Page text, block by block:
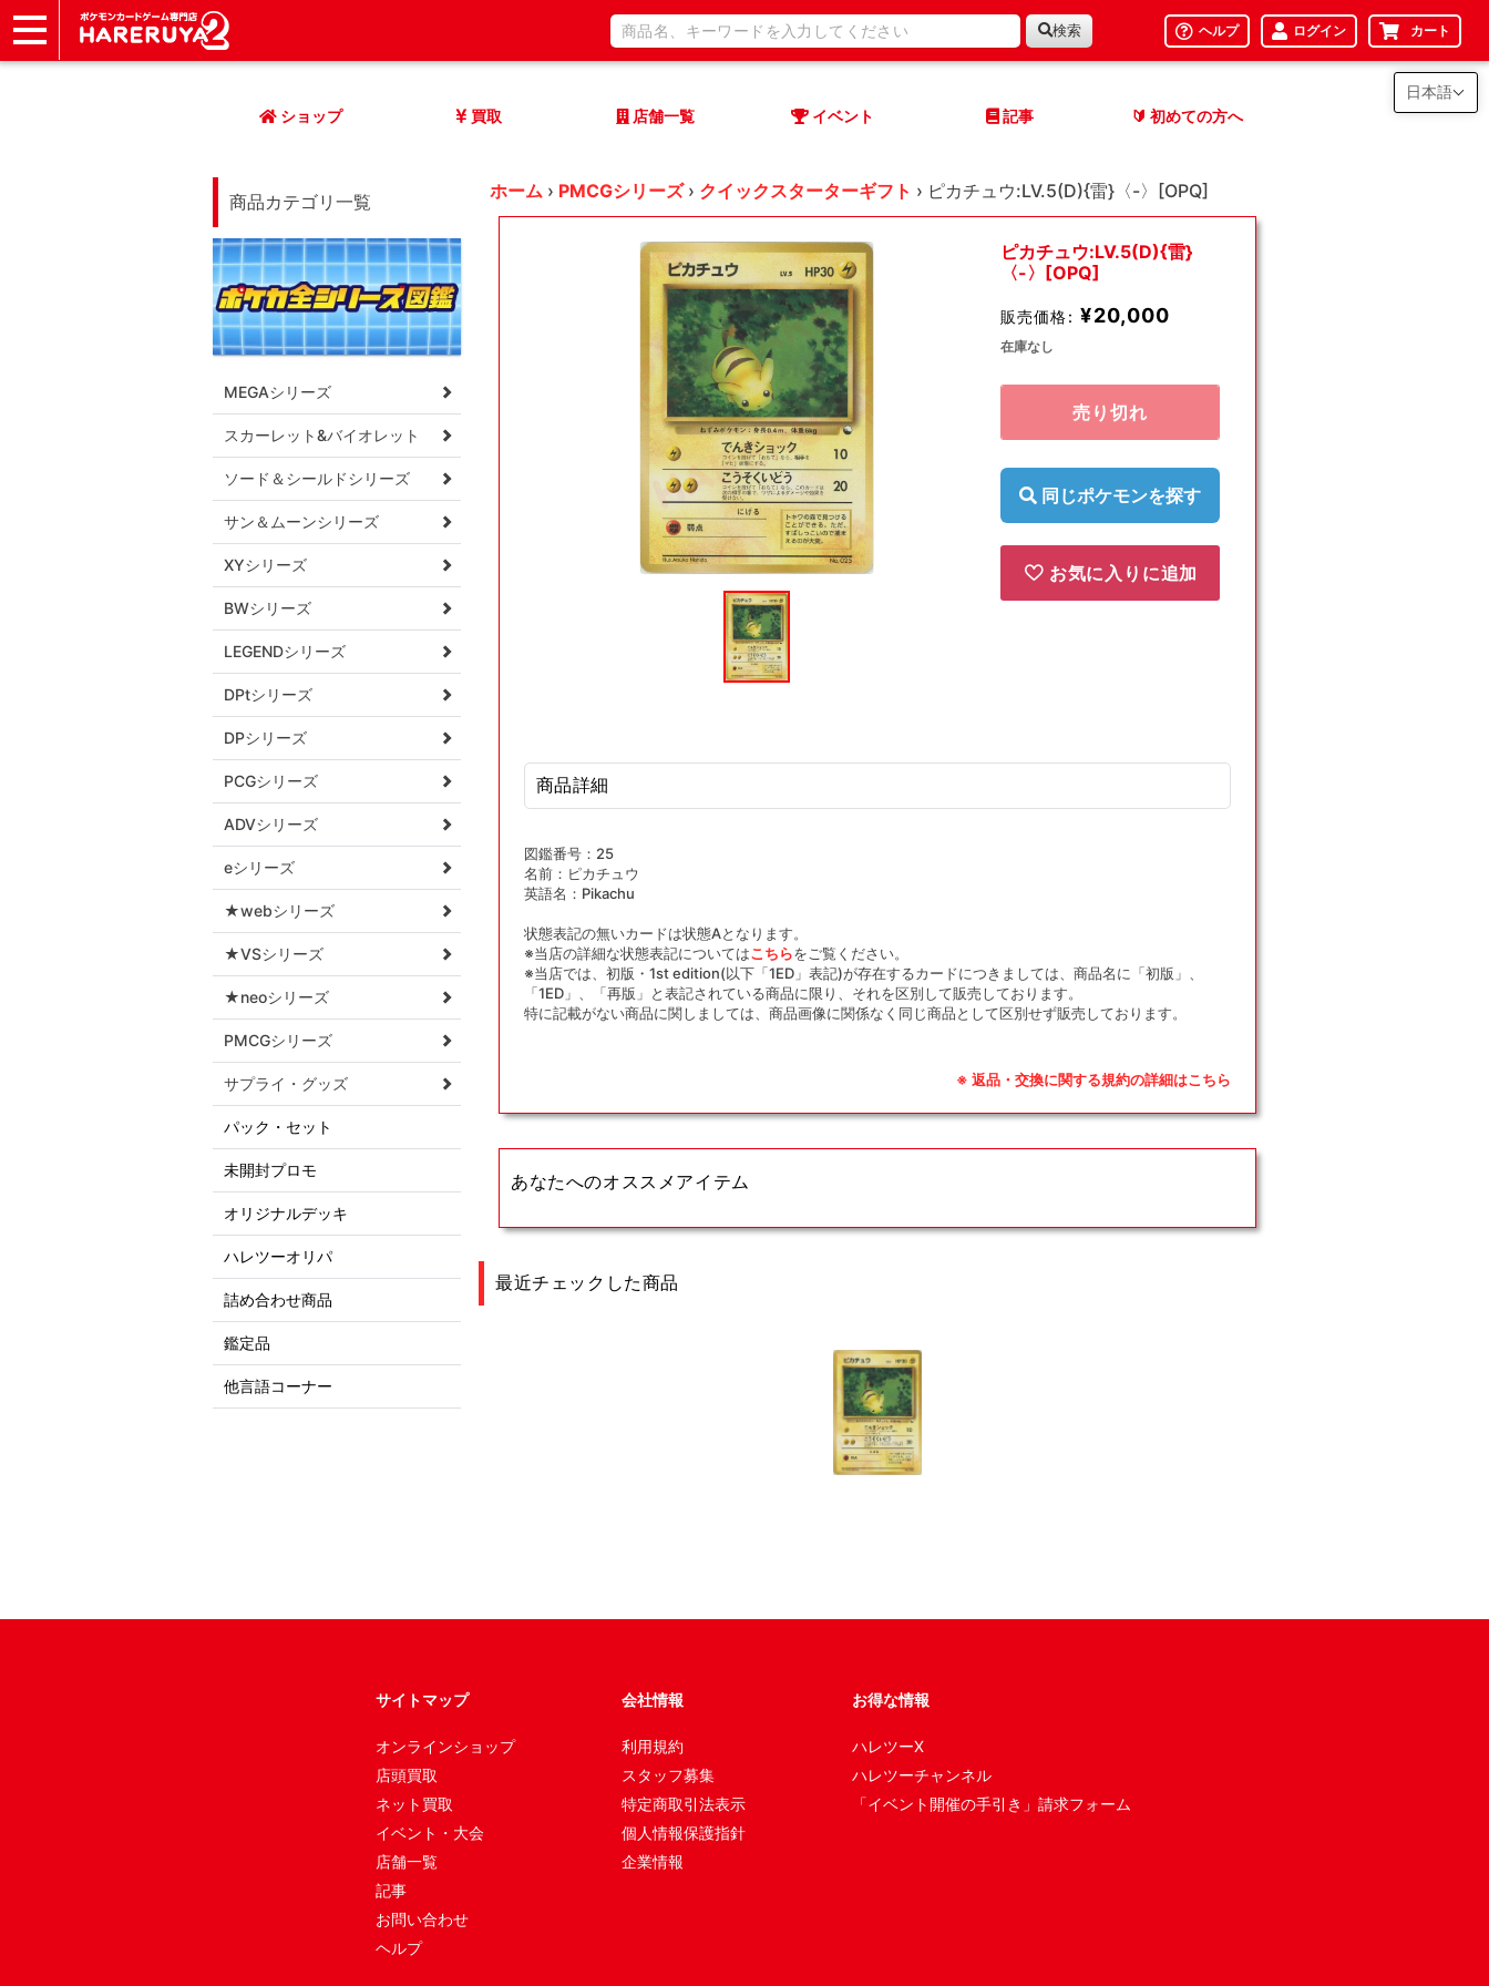
検索 ヘルプ ログイン カート
ショップ 買取 店舗一覧 イベント 記事 🔰 初めての方へ
商品カテゴリ一覧
MEGAシリーズ
スカーレット&バイオレット
ソード＆シールドシリーズ
サン＆ムーンシリーズ
XYシリーズ
BWシリーズ
LEGENDシリーズ
DPtシリーズ
DPシリーズ
PCGシリーズ
ADVシリーズ
eシリーズ
★webシリーズ
★VSシリーズ
★neoシリーズ
PMCGシリーズ
サプライ・グッズ
パック・セット
未開封プロモ
オリジナルデッキ
ハレツーオリパ
詰め合わせ商品
鑑定品
他言語コーナー
ホーム › PMCGシリーズ › クイックスターターギフト › ピカチュウ:LV.5(D){雷}〈-〉[OPQ]
(1)
を
ピカチュウ:LV.5(D){雷}
〈-〉[OPQ]
販売価格: ¥20,000
在庫なし
売り切れ
同じポケモンを探す
お気に入りに追加
商品詳細
図鑑番号：25
名前：ピカチュウ
英語名：Pikachu
状態表記の無いカードは状態Aとなります。
※当店の詳細な状態表記についてはこちらをご覧ください。
※当店では、初版・1st edition(以下「1ED」表記)が存在するカードにつきましては、商品名に「初版」、
「1ED」、「再版」と表記されている商品に限り、それを区別して販売しております。
特に記載がない商品に関しましては、商品画像に関係なく同じ商品として区別せず販売しております。
※ 返品・交換に関する規約の詳細はこちら
あなたへのオススメアイテム
最近チェックした商品
サイトマップ
オンラインショップ
店頭買取
ネット買取
イベント・大会
店舗一覧
記事
お問い合わせ
ヘルプ
会社情報
利用規約
スタッフ募集
特定商取引法表示
個人情報保護指針
企業情報
お得な情報
ハレツーX
ハレツーチャンネル
「イベント開催の手引き」請求フォーム
日本語